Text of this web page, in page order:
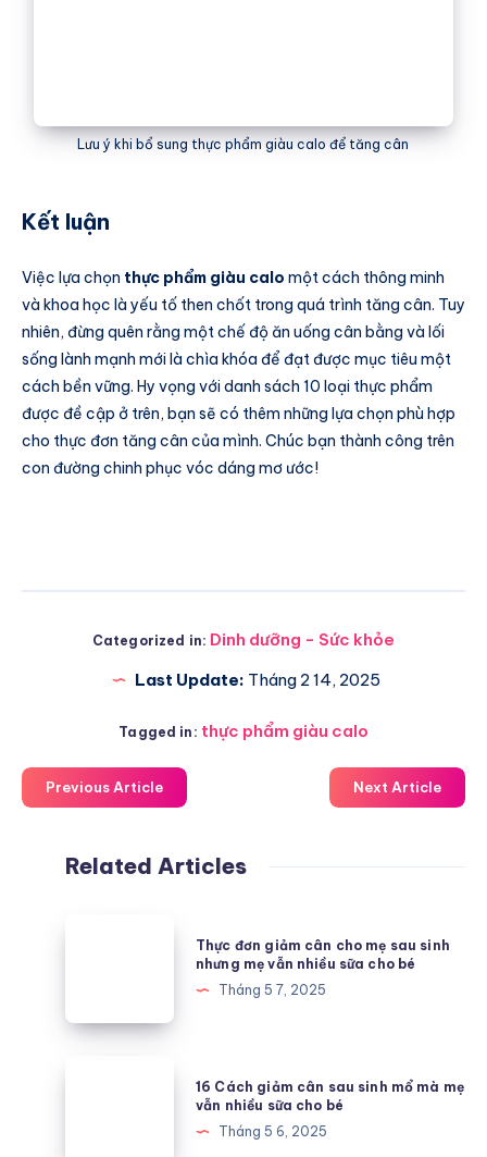
Lưu ý khi bổ sung thực phẩm giàu calo để tăng cân
Kết luận
Việc lựa chọn thực phẩm giàu calo một cách thông minh
và khoa học là yếu tố then chốt trong quá trình tăng cân. Tuy
nhiên, đừng quên rằng một chế độ ăn uống cân bằng và lối
sống lành mạnh mới là chìa khóa để đạt được mục tiêu một
cách bền vững. Hy vọng với danh sách 10 loại thực phẩm
được đề cập ở trên, bạn sẽ có thêm những lựa chọn phù hợp
cho thực đơn tăng cân của mình. Chúc bạn thành công trên
con đường chinh phục vóc dáng mơ ước!
Categorized in: Dinh dưỡng - Sức khỏe
Last Update: Tháng 2 14, 2025
Tagged in: thực phẩm giàu calo
Previous Article Next Article
Related Articles
cho
Thực đơn giảm cân cho mẹ sau sinh
nhưng mẹ vẫn nhiều sữa cho bé
Tháng 5 7, 2025
16 Cách giảm cân sau sinh mổ mà mẹ
vẫn nhiều sữa cho bé
Tháng 5 6, 2025